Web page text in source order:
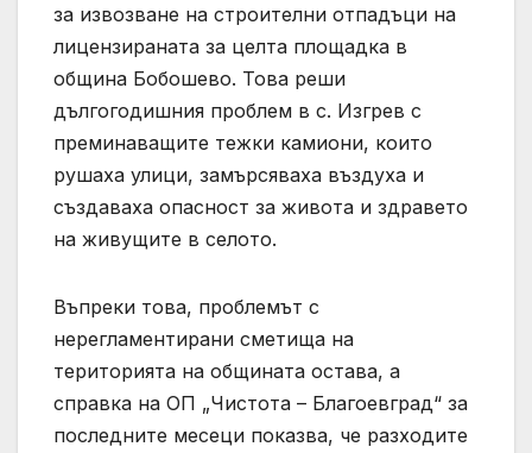
за извозване на строителни отпадъци на
лицензираната за целта площадка в
община Бобошево. Това реши
дългогодишния проблем в с. Изгрев с
преминаващите тежки камиони, които
рушаха улици, замърсяваха въздуха и
създаваха опасност за живота и здравето
на живущите в селото.
Въпреки това, проблемът с
нерегламентирани сметища на
територията на общината остава, а
справка на ОП „Чистота – Благоевград“ за
последните месеци показва, че разходите